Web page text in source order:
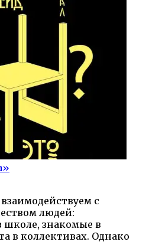
с
людей:
школе, знакомые в
в коллективах. Однако